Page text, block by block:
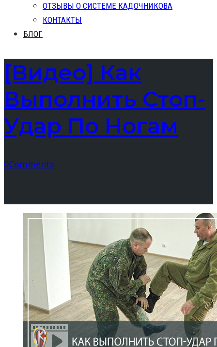
ОТЗЫВЫ О СИСТЕМЕ КАДОЧНИКОВА
КОНТАКТЫ
БЛОГ
[Видео] Как
Выполнить Стоп-
Удар По Ногам
0Comments